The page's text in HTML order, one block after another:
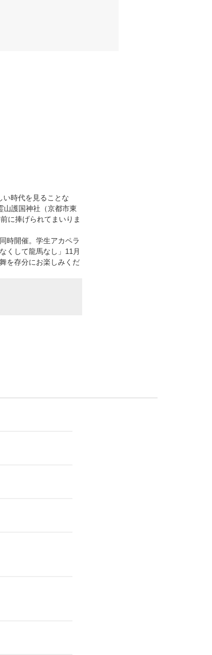
い時代を見ることな
山護国神社（京都市東
に捧げられてまいりま
時開催。学生アカペラ
くして龍馬なし」11月
を存分にお楽しみくだ